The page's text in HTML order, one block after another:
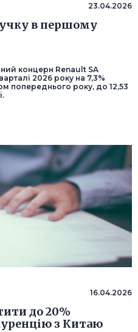
23.04.2026
в першому
концерн Renault SA
2026 року на 7,3%
попереднього року, до 12,53
16.04.2026
до 20%
з Китаю